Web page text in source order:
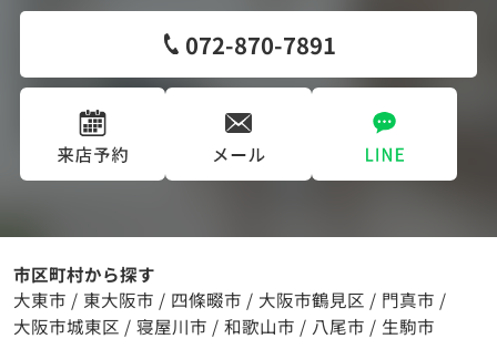
072-870-7891
市区町村から探す
大東市 / 東大阪市 / 四條畷市 / 大阪市鶴見区 / 門真市 /
大阪市城東区 / 寝屋川市 / 和歌山市 / 八尾市 / 生駒市